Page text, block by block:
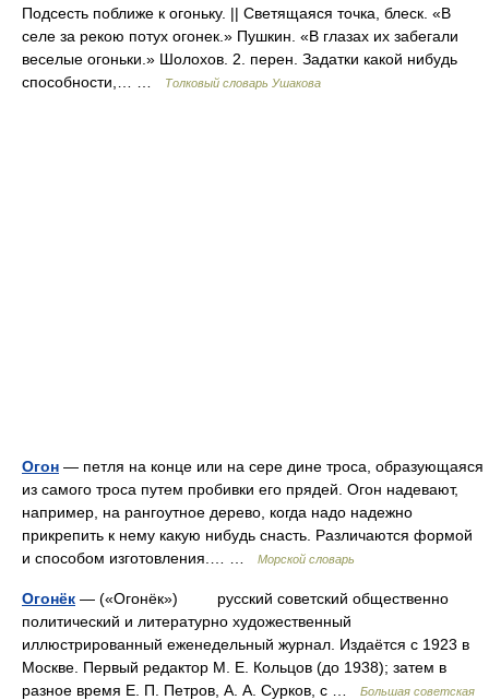
Подсесть поближе к огоньку. || Светящаяся точка, блеск. «В
селе за рекою потух огонек.» Пушкин. «В глазах их забегали
веселые огоньки.» Шолохов. 2. перен. Задатки какой нибудь
способности,… …
Толковый словарь Ушакова
Огон — петля на конце или на сере дине троса, образующаяся
из самого троса путем пробивки его прядей. Огон надевают,
например, на рангоутное дерево, когда надо надежно
прикрепить к нему какую нибудь снасть. Различаются формой
и способом изготовления.… …
Морской словарь
Огонёк — («Огонёк») русский советский общественно
политический и литературно художественный
иллюстрированный еженедельный журнал. Издаётся с 1923 в
Москве. Первый редактор М. Е. Кольцов (до 1938); затем в
разное время Е. П. Петров, А. А. Сурков, с …
Большая советская